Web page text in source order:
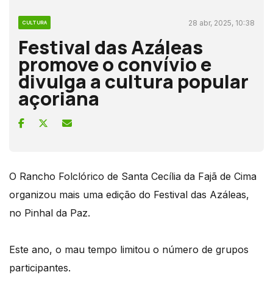
CULTURA 28 abr, 2025, 10:38
Festival das Azáleas
promove o convívio e
divulga a cultura popular
açoriana
O Rancho Folclórico de Santa Cecília da Fajã de Cima
organizou mais uma edição do Festival das Azáleas,
no Pinhal da Paz.
Este ano, o mau tempo limitou o número de grupos
participantes.